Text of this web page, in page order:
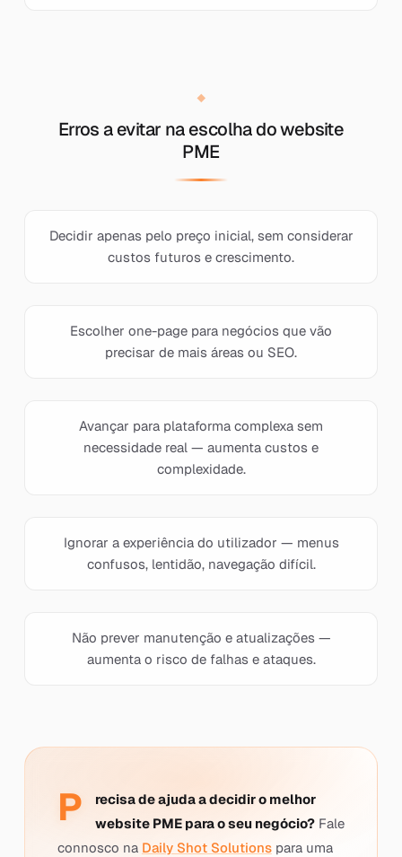
Erros a evitar na escolha do website
PME
Decidir apenas pelo preço inicial, sem considerar
custos futuros e crescimento.
Escolher one-page para negócios que vão
precisar de mais áreas ou SEO.
Avançar para plataforma complexa sem
necessidade real — aumenta custos e
complexidade.
Ignorar a experiência do utilizador — menus
confusos, lentidão, navegação difícil.
Não prever manutenção e atualizações —
aumenta o risco de falhas e ataques.
P
recisa de ajuda a decidir o melhor
website PME para o seu negócio?Fale
connosco na Daily Shot Solutionspara uma